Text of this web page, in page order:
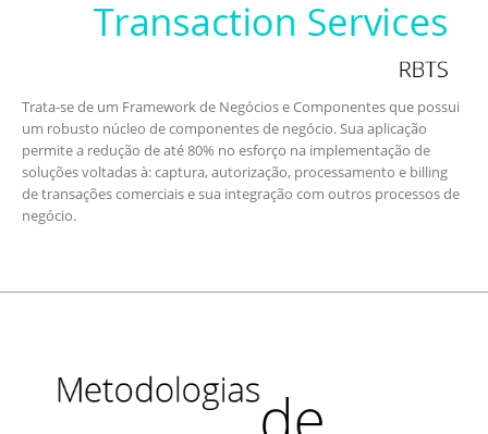
Trata-se de um Framework de Negócios e Componentes que possui
um robusto núcleo de componentes de negócio. Sua aplicação
permite a redução de até 80% no esforço na implementação de
soluções voltadas à: captura, autorização, processamento e billing
de transações comerciais e sua integração com outros processos de
negócio.